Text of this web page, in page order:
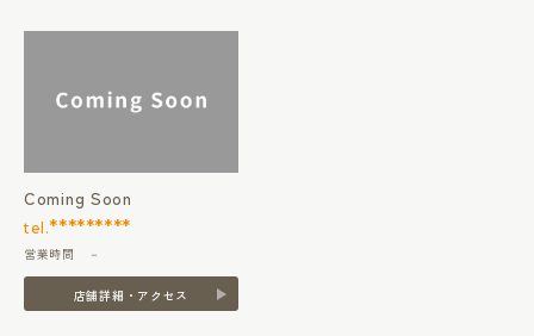
Coming Soon
tel.*********
営業時間 －
店舗詳細・アクセス